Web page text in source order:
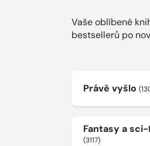
Vaše oblíbené
bestsellerů po
Právě vyšlo
Fantasy a
(3117)